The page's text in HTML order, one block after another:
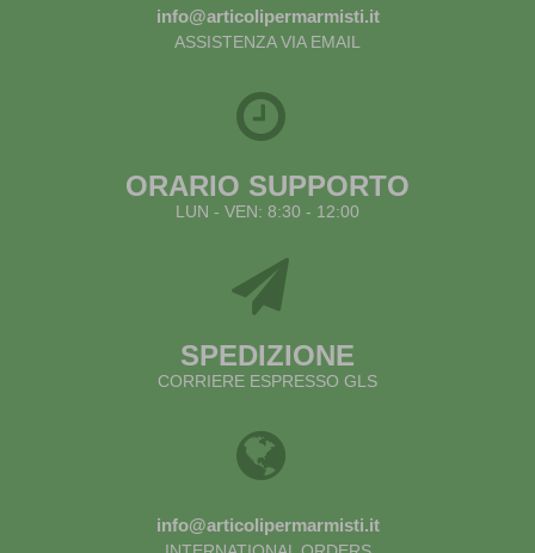
info@articolipermarmisti.it
ASSISTENZA VIA EMAIL
ORARIO SUPPORTO
LUN - VEN: 8:30 - 12:00
SPEDIZIONE
CORRIERE ESPRESSO GLS
info@articolipermarmisti.it